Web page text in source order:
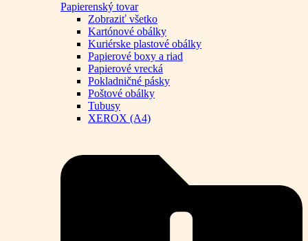
Papierenský tovar
Zobraziť všetko
Kartónové obálky
Kuriérske plastové obálky
Papierové boxy a riad
Papierové vrecká
Pokladničné pásky
Poštové obálky
Tubusy
XEROX (A4)